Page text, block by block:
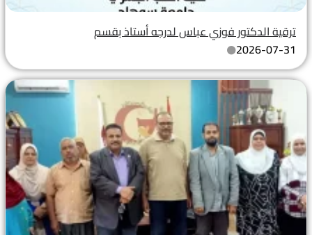
ترقية الدكتور فوزي عباس لدرجه أستاذ بقسم
2026-07-31